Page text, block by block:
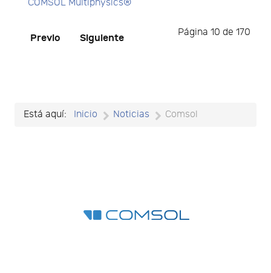
COMSOL Multiphysics®
Página 10 de 170
Previo Siguiente
Está aquí: Inicio Noticias Comsol